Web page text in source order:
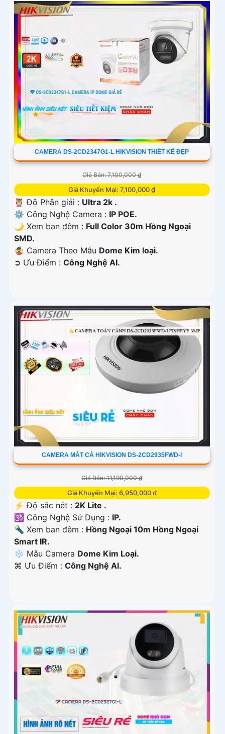
CAMERA DS-2CD2347G1-L HIKVISION THIẾT KẾ ĐẸP
Giá Bán: 7,100,000 ₫
Giá Khuyến Mại: 7,100,000 ₫
🦉 Độ Phân giải : Ultra 2k .
⚙ Công Nghệ Camera : IP POE.
🌙 Xem ban đêm : Full Color 30m Hồng Ngoại
SMD.
🤹 Camera Theo Mẫu Dome Kim loại.
️➲ Ưu Điểm : Công Nghệ AI.
CAMERA MẮT CÁ HIKVISION DS-2CD2935FWD-I
Giá Bán: 11,190,000 ₫
Giá Khuyến Mại: 6,950,000 ₫
️⚡ Độ sắc nét : 2K Lite .
🕉️ Công Nghệ Sử Dụng : IP.
🔦 Xem ban đêm : Hồng Ngoại 10m Hồng Ngoại
Smart IR.
❄ Mẫu Camera Dome Kim Loại.
️⌘ Ưu Điểm : Công Nghệ AI.